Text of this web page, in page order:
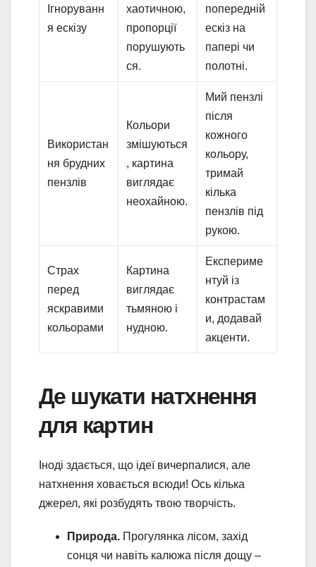
Ігноруванн
я ескізу
хаотичною,
пропорції
порушують
ся.
попередній
ескіз на
папері чи
полотні.
Використан
ня брудних
пензлів
Кольори
змішуються
, картина
виглядає
неохайною.
Мий пензлі
після
кожного
кольору,
тримай
кілька
пензлів під
рукою.
Страх
перед
яскравими
кольорами
Картина
виглядає
тьмяною і
нудною.
Експериме
нтуй із
контрастам
и, додавай
акценти.
Де шукати натхнення
для картин
Іноді здається, що ідеї вичерпалися, але
натхнення ховається всюди! Ось кілька
джерел, які розбудять твою творчість.
Природа. Прогулянка лісом, захід
сонця чи навіть калюжа після дощу –